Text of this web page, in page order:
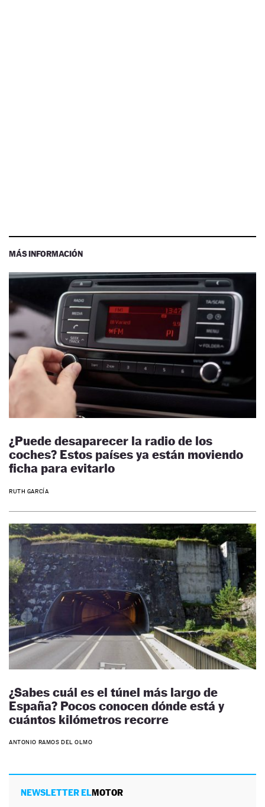
MÁS INFORMACIÓN
¿Puede desaparecer la radio de los
coches? Estos países ya están moviendo
ficha para evitarlo
RUTH GARCÍA
¿Sabes cuál es el túnel más largo de
España? Pocos conocen dónde está y
cuántos kilómetros recorre
ANTONIO RAMOS DEL OLMO
NEWSLETTER ELMOTOR